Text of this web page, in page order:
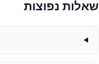
שאלות נפוצות